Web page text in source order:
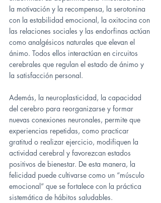
la motivación y la recompensa, la serotonina
con la estabilidad emocional, la oxitocina con
las relaciones sociales y las endorfinas actúan
como analgésicos naturales que elevan el
ánimo. Todos ellos interactúan en circuitos
cerebrales que regulan el estado de ánimo y
la satisfacción personal.
Además, la neuroplasticidad, la capacidad
del cerebro para reorganizarse y formar
nuevas conexiones neuronales, permite que
experiencias repetidas, como practicar
gratitud o realizar ejercicio, modifiquen la
actividad cerebral y favorezcan estados
positivos de bienestar. De esta manera, la
felicidad puede cultivarse como un “músculo
emocional” que se fortalece con la práctica
sistemática de hábitos saludables.